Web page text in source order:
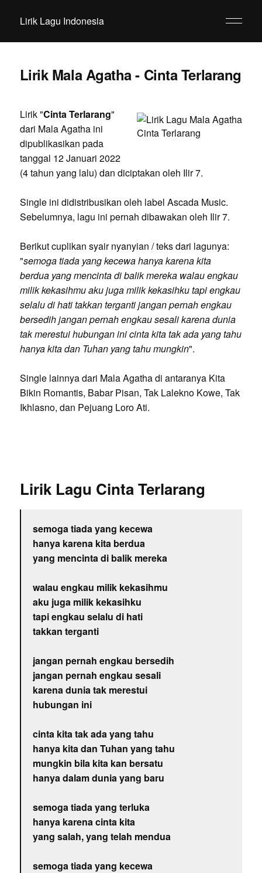
Lirik Lagu Indonesia
Lirik Mala Agatha - Cinta Terlarang
Lirik "Cinta Terlarang"
dari Mala Agatha ini
dipublikasikan pada
tanggal 12 Januari 2022
(4 tahun yang lalu) dan diciptakan oleh Ilir 7.
Single ini didistribusikan oleh label Ascada Music.
Sebelumnya, lagu ini pernah dibawakan oleh Ilir 7.
Berikut cuplikan syair nyanyian / teks dari lagunya:
"semoga tiada yang kecewa hanya karena kita
berdua yang mencinta di balik mereka walau engkau
milik kekasihmu aku juga milik kekasihku tapi engkau
selalu di hati takkan terganti jangan pernah engkau
bersedih jangan pernah engkau sesali karena dunia
tak merestui hubungan ini cinta kita tak ada yang tahu
hanya kita dan Tuhan yang tahu mungkin".
Single lainnya dari Mala Agatha di antaranya Kita
Bikin Romantis, Babar Pisan, Tak Lalekno Kowe, Tak
Ikhlasno, dan Pejuang Loro Ati.
Lirik Lagu Cinta Terlarang
semoga tiada yang kecewa
hanya karena kita berdua
yang mencinta di balik mereka
walau engkau milik kekasihmu
aku juga milik kekasihku
tapi engkau selalu di hati
takkan terganti
jangan pernah engkau bersedih
jangan pernah engkau sesali
karena dunia tak merestui
hubungan ini
cinta kita tak ada yang tahu
hanya kita dan Tuhan yang tahu
mungkin bila kita kan bersatu
hanya dalam dunia yang baru
semoga tiada yang terluka
hanya karena cinta kita
yang salah, yang telah mendua
semoga tiada yang kecewa